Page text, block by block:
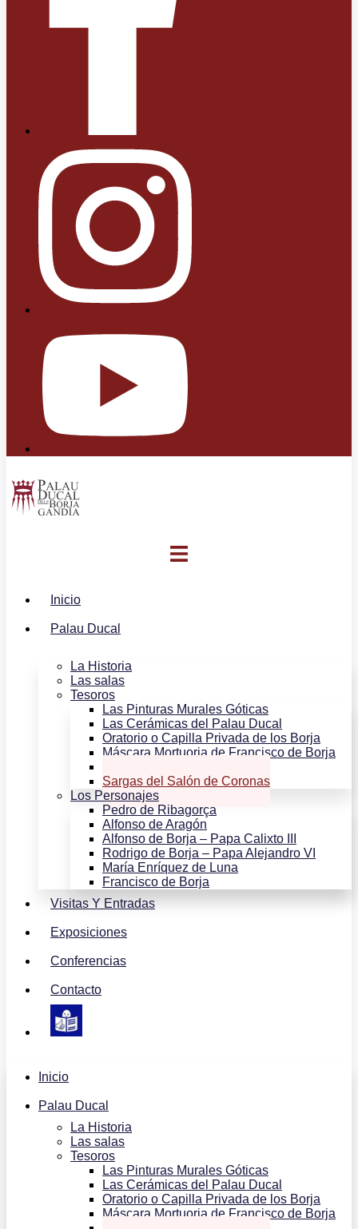
Inicio
Palau Ducal
La Historia
Las salas
Tesoros
Las Pinturas Murales Góticas
Las Cerámicas del Palau Ducal
Oratorio o Capilla Privada de los Borja
Máscara Mortuoria de Francisco de Borja
Sargas del Salón de Coronas
Los Personajes
Pedro de Ribagorça
Alfonso de Aragón
Alfonso de Borja – Papa Calixto III
Rodrigo de Borja – Papa Alejandro VI
María Enríquez de Luna
Francisco de Borja
Visitas Y Entradas
Exposiciones
Conferencias
Contacto
Inicio
Palau Ducal
La Historia
Las salas
Tesoros
Las Pinturas Murales Góticas
Las Cerámicas del Palau Ducal
Oratorio o Capilla Privada de los Borja
Máscara Mortuoria de Francisco de Borja